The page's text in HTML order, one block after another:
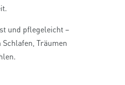
und pflegeleicht –
Träumen